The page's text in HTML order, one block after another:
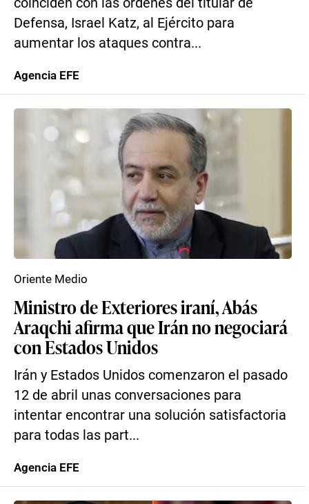
Defensa, Israel Katz, al Ejército para
aumentar los ataques contra...
Agencia EFE
Ministro de Exteriores iraní, Abás
Araqchi afirma que Irán no negociará
con Estados Unidos
Irán y Estados Unidos comenzaron el pasado
12 de abril unas conversaciones para
intentar encontrar una solución satisfactoria
para todas las part...
Oriente Medio
Agencia EFE